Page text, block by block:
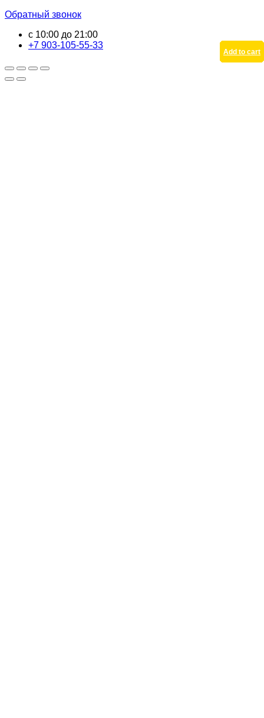
Add to cart
Add to cart
Add to cart
Add to cart
Add to cart
Add to cart
Обратный звонок
с 10:00 до 21:00
+7 903-105-55-33